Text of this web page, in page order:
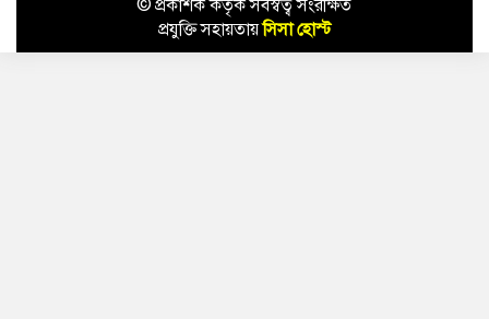
© প্রকাশক কর্তৃক সর্বস্বত্ব সংরক্ষিত
প্রযুক্তি সহায়তায়সিসা হোস্ট